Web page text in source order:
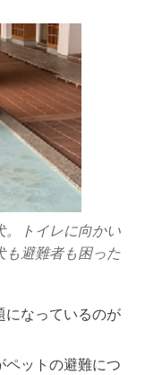
。トイレに向かい
も避難者も困った
なっているのが
ットの避難につ